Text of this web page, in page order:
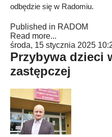
odbędzie się w Radomiu.
Published in RADOM
Read more...
środa, 15 stycznia 2025
Przybywa dzieci
zastępczej